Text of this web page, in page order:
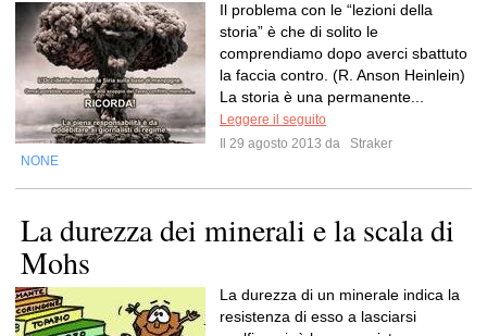
Il problema con le “lezioni della
storia” è che di solito le
comprendiamo dopo averci sbattuto
la faccia contro. (R. Anson Heinlein)
La storia è una permanente...
Leggere il seguito
Il 29 agosto 2013 da
Straker
NONE
La durezza dei minerali e la scala di
Mohs
La durezza di un minerale indica la
resistenza di esso a lasciarsi